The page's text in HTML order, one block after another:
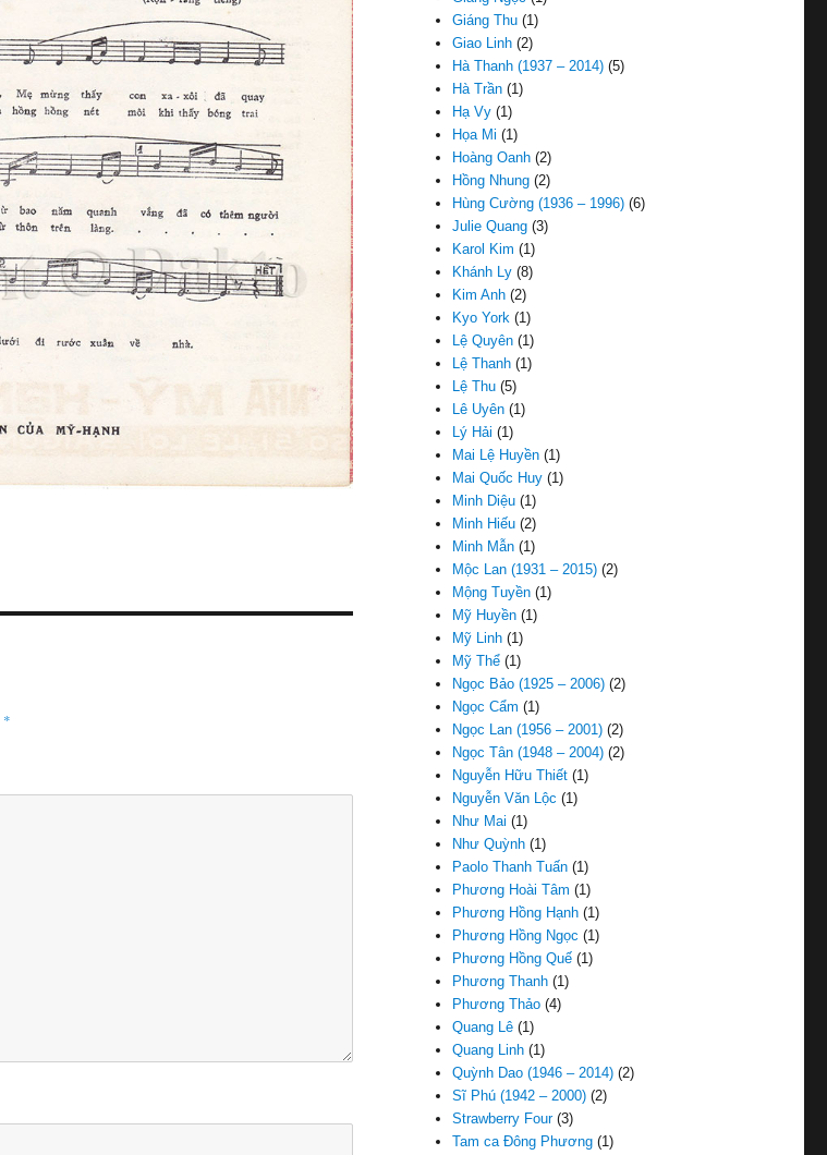
*
Giáng Thu (1)
Giao Linh (2)
Hà Thanh (1937 – 2014) (5)
Hà Trần (1)
Hạ Vy (1)
Họa Mi (1)
Hoàng Oanh (2)
Hồng Nhung (2)
Hùng Cường (1936 – 1996) (6)
Julie Quang (3)
Karol Kim (1)
Khánh Ly (8)
Kim Anh (2)
Kyo York (1)
Lệ Quyên (1)
Lệ Thanh (1)
Lệ Thu (5)
Lê Uyên (1)
Lý Hải (1)
Mai Lệ Huyền (1)
Mai Quốc Huy (1)
Minh Diệu (1)
Minh Hiếu (2)
Minh Mẫn (1)
Mộc Lan (1931 – 2015) (2)
Mộng Tuyền (1)
Mỹ Huyền (1)
Mỹ Linh (1)
Mỹ Thể (1)
Ngọc Bảo (1925 – 2006) (2)
Ngọc Cẩm (1)
Ngọc Lan (1956 – 2001) (2)
Ngọc Tân (1948 – 2004) (2)
Nguyễn Hữu Thiết (1)
Nguyễn Văn Lộc (1)
Như Mai (1)
Như Quỳnh (1)
Paolo Thanh Tuấn (1)
Phương Hoài Tâm (1)
Phương Hồng Hạnh (1)
Phương Hồng Ngọc (1)
Phương Hồng Quế (1)
Phương Thanh (1)
Phương Thảo (4)
Quang Lê (1)
Quang Linh (1)
Quỳnh Dao (1946 – 2014) (2)
Sĩ Phú (1942 – 2000) (2)
Strawberry Four(3)
Tam ca Đông Phương (1)